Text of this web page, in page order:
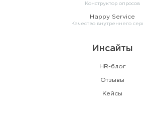
Конструктор опросов
Happy Service
Качество внутреннего
Инсайты
HR-блог
Отзывы
Кейсы